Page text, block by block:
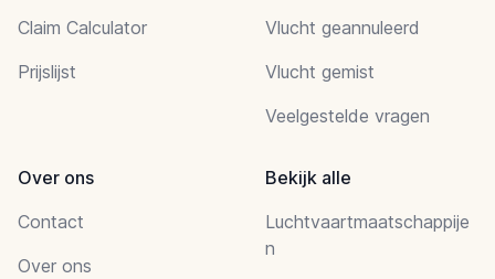
Claim Calculator
Prijslijst
Vlucht geannuleerd
Vlucht gemist
Veelgestelde vragen
Over ons
Contact
Over ons
Bekijk alle
Luchtvaartmaatschappije
n